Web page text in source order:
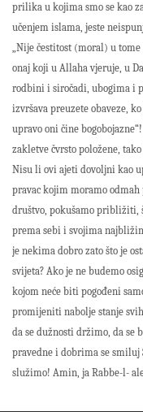
prilika u kojima smo se kao
učenjem islama, jeste
„Nije čestitost (moral) u
onaj koji u Allaha vjeruje, u
rodbini i siročadi, ubogima i
izvršava preuzete obaveze,
upravo oni čine
zakletve čvrsto položene,
Nisu li ovi ajeti dovoljni kao
pravac kojim moramo odmah
društvo, pokušamo približiti,
prema sebi i svojima
je nekima dobro zato što je
svijeta? Ako je ne budemo
kojom neće biti pogođeni
promijeniti nabolje stanje
da se dužnosti držimo, da se
pravedne i dobrima se smiluj
služimo! Amin, ja Rabbe-l-